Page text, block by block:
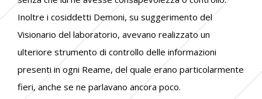
Inoltre i cosiddetti Demoni, su suggerimento del
Visionario del laboratorio, avevano realizzato un
ulteriore strumento di controllo delle informazioni
presenti in ogni Reame, del quale erano particolarmente
fieri, anche se ne parlavano ancora poco.